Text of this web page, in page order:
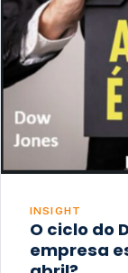
INSIGHT
O ciclo do
empresa